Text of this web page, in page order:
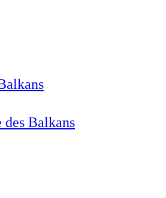
des Balkans